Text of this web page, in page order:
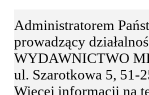
Administratorem
prowadzący
WYDAWNICTWO
ul. Szarotkowa 5, 51-
Więcej informacji na